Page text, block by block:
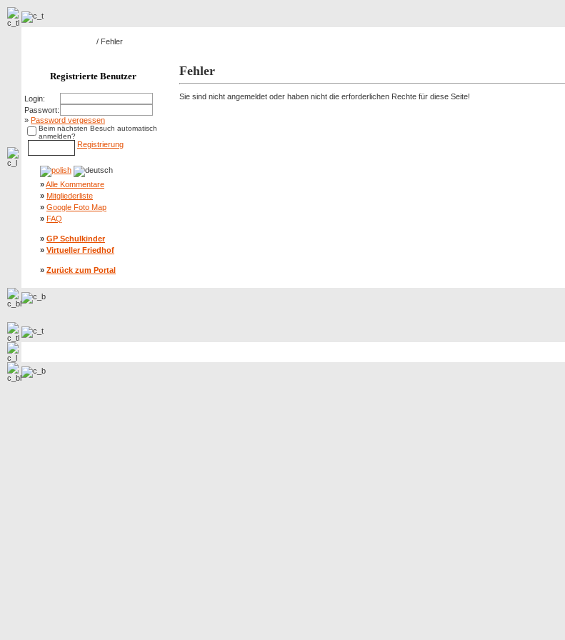
/ Fehler
Registrierte Benutzer
Login:
Passwort:
» Password vergessen
Beim nächsten Besuch automatisch
anmelden?
Registrierung
»Alle Kommentare
» Mitgliederliste
» Google Foto Map
» FAQ
» GP Schulkinder
» Virtueller Friedhof
» Zurück zum Portal
Fehler
Sie sind nicht angemeldet oder haben nicht die erforderlichen Rechte für diese Seite!